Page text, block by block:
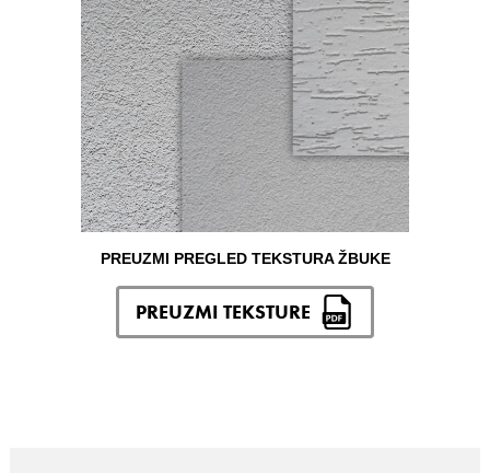
PREUZMI PREGLED TEKSTURA ŽBUKE
PREUZMI TEKSTURE